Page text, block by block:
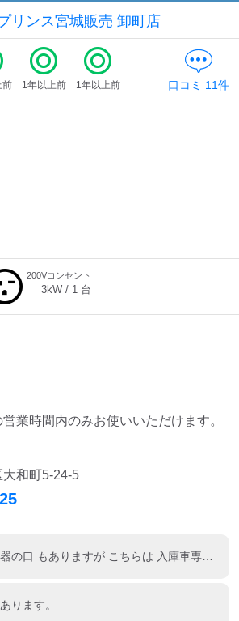
リンス宮城販売 卸町店
前 1年以上前 1年以上前 口コミ 11件
200Vコンセント
3kW / 1 台
業時間内のみお使いいただけます。
和町5-24-5
工場内に普通充電器の口 もありますが こちらは 入庫車専用とのことでした
ります。